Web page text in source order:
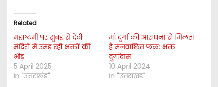
Related
महाष्टमी पर सुबह से देवी
मंदिरों में उमड़ रही भक्तों की
भीड़
5 April 2025
In "उत्तराखंड"
मां दुर्गा की आराधना से मिलता
है मनवांछित फल: भक्त
दुर्गादास
10 April 2024
In "उत्तराखंड"